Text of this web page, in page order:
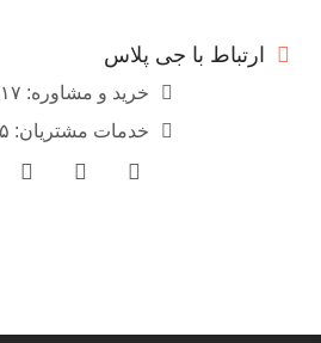
ارتباط با جی پلاس
خرید و مشاوره: ۵۸۹۱۷-۰۲۱
خدمات مشتریان: ۱۶۷۵-۰۲۱